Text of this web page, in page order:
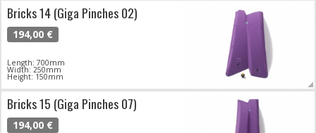
Bricks 14 (Giga Pinches 02)
194,00 €
Length: 700mm
Width: 250mm
Height: 150mm
Bricks 15 (Giga Pinches 07)
194,00 €